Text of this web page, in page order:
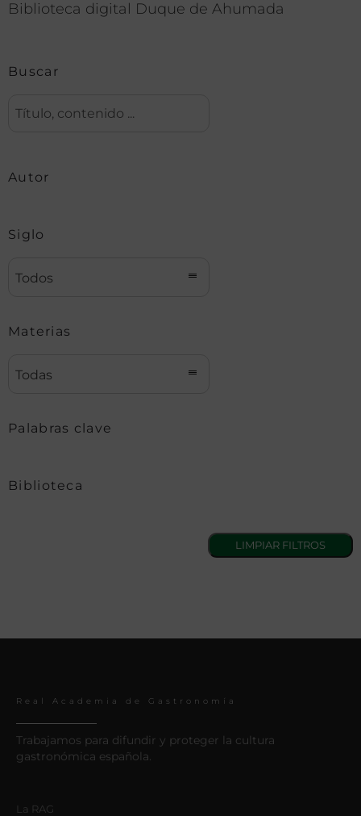
Biblioteca digital Duque de Ahumada
Buscar
Autor
Siglo
Todos
Materias
Todas
Palabras clave
Biblioteca
Real Academia de Gastronomía
Trabajamos para difundir y proteger la cultura
gastronómica española.
La RAG